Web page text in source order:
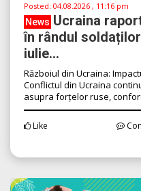
Posted: 04.08.2026 , 11:16 pm
News Ucraina
în rândul
iulie...
Războiul din Ucraina:
Conflictul din Ucraina
asupra forțelor ruse,
Like